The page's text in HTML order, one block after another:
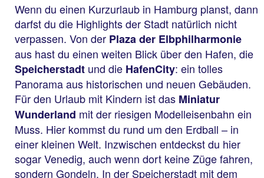
Wenn du einen Kurzurlaub in Hamburg planst, dann
darfst du die Highlights der Stadt natürlich nicht
verpassen. Von der Plaza der Elbphilharmonie
aus hast du einen weiten Blick über den Hafen, die
Speicherstadt und die HafenCity: ein tolles
Panorama aus historischen und neuen Gebäuden.
Für den Urlaub mit Kindern ist das Miniatur
Wunderland mit der riesigen Modelleisenbahn ein
Muss. Hier kommst du rund um den Erdball – in
einer kleinen Welt. Inzwischen entdeckst du hier
sogar Venedig, auch wenn dort keine Züge fahren,
sondern Gondeln. In der Speicherstadt mit dem